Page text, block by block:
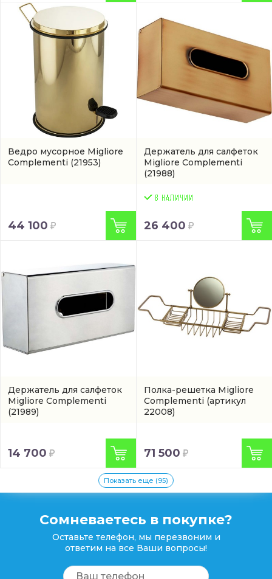
Ведро мусорное Migliore
Complementi (21953)
44 100
Держатель для салфеток
Migliore Complementi
(21988)
26 400
Держатель для салфеток
Migliore Complementi
(21989)
14 700
Полка-решетка Migliore
Complementi (артикул
22008)
71 500
Показать еще (95)
Сомневаетесь в покупке?
Оставьте телефон, мы перезвоним и
ответим на все Ваши вопросы!